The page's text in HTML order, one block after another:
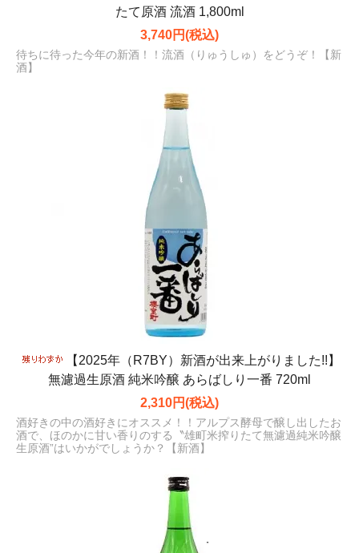
たて原酒 流酒 1,800ml
3,740円(税込)
待ちに待った今年の新酒！！流酒（りゅうしゅ）をどうぞ！【新
酒】
【2025年（R7BY）新酒が出来上がりました!!】
無濾過生原酒 純米吟醸 あらばしり一番 720ml
2,310円(税込)
酒好きの中の酒好きにオススメ！！アルプス酵母で醸し出したお
酒で、ほのかに甘い香りのする〝雄町米搾りたて無濾過純米吟醸
生原酒”はいかがでしょうか？【新酒】